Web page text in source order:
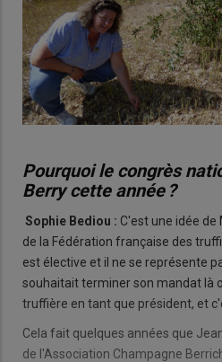
Pourquoi le congrès
Berry cette année ?
Sophie Bediou : C'est une idée
de la Fédération française des
est élective et il ne se représente
souhaitait terminer son mandat là
truffière en tant que président, et
Cela fait quelques années que
de l'Association Champagne